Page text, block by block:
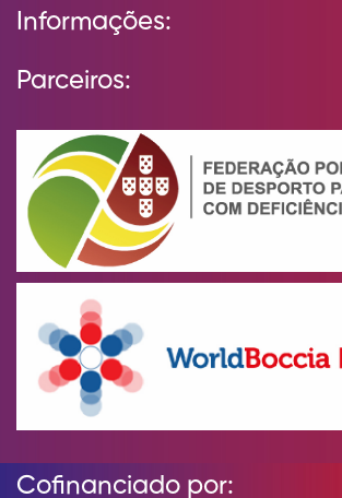
Informações:
Parceiros:
Cofinanciado por: